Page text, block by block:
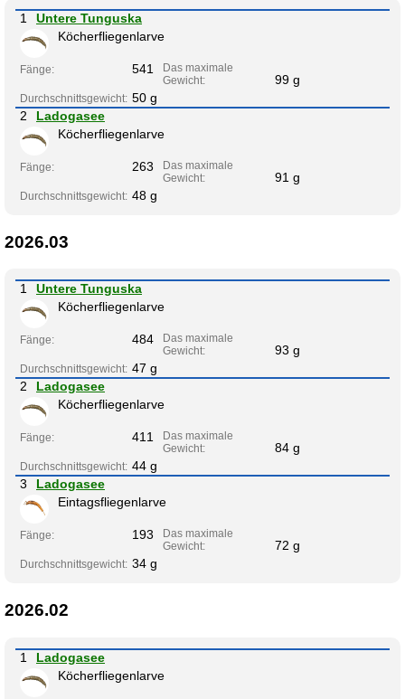
1
Untere Tunguska
Köcherfliegenlarve
Fänge: 541
Das maximale
Gewicht:
99 g
Durchschnittsgewicht: 50 g
2
Ladogasee
Köcherfliegenlarve
Fänge: 263
Das maximale
Gewicht:
91 g
Durchschnittsgewicht: 48 g
2026.03
1
Untere Tunguska
Köcherfliegenlarve
Fänge: 484
Das maximale
Gewicht:
93 g
Durchschnittsgewicht: 47 g
2
Ladogasee
Köcherfliegenlarve
Fänge: 411
Das maximale
Gewicht:
84 g
Durchschnittsgewicht: 44 g
3
Ladogasee
Eintagsfliegenlarve
Fänge: 193
Das maximale
Gewicht:
72 g
Durchschnittsgewicht: 34 g
2026.02
1
Ladogasee
Köcherfliegenlarve